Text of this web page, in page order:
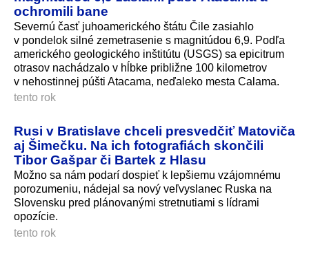
ochromili bane
Severnú časť juhoamerického štátu Čile zasiahlo
v pondelok silné zemetrasenie s magnitúdou 6,9. Podľa
amerického geologického inštitútu (USGS) sa epicitrum
otrasov nachádzalo v hĺbke približne 100 kilometrov
v nehostinnej púšti Atacama, neďaleko mesta Calama.
tento rok
Rusi v Bratislave chceli presvedčiť Matoviča
aj Šimečku. Na ich fotografiách skončili
Tibor Gašpar či Bartek z Hlasu
Možno sa nám podarí dospieť k lepšiemu vzájomnému
porozumeniu, nádejal sa nový veľvyslanec Ruska na
Slovensku pred plánovanými stretnutiami s lídrami
opozície.
tento rok